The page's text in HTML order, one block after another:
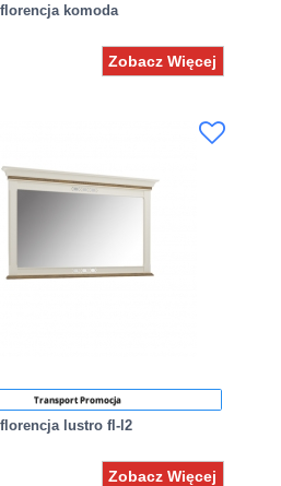
komoda
Zobacz Więcej
Transport Promocja
lustro fl-l2
Zobacz Więcej